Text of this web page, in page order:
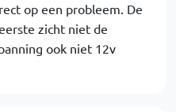
op een probleem. De
zicht niet de
ook niet 12v